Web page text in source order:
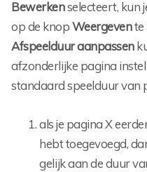
Bewerkenselecteert, kun
op de knopWeergevente
Afspeelduur aanpassen
afzonderlijke pagina
standaard speelduur van
als je pagina X
hebt toegevoegd,
gelijk aan de duur